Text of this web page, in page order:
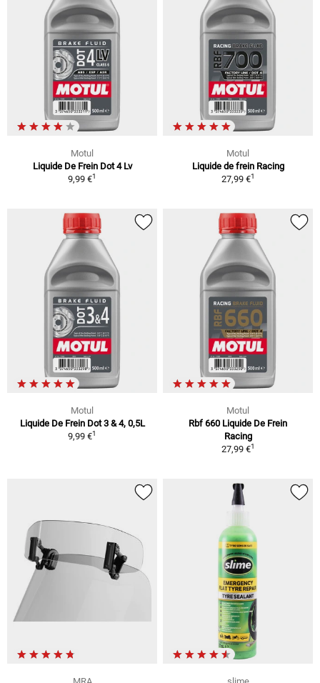
Motul
Liquide De Frein Dot 4 Lv
9,99 €1
Motul
Liquide de frein Racing
27,99 €1
Motul
Liquide De Frein Dot 3 & 4, 0,5L
9,99 €1
Motul
Rbf 660 Liquide De Frein
Racing
27,99 €1